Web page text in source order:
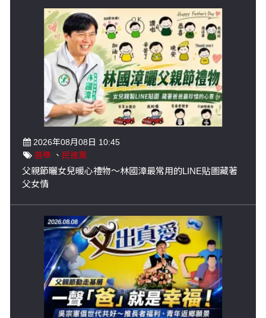
2026年08月08日 10:45
選舉 、 民進黨
父親節曬女兒暖心禮物～林國漳最常用的LINE貼圖藏著
父女情